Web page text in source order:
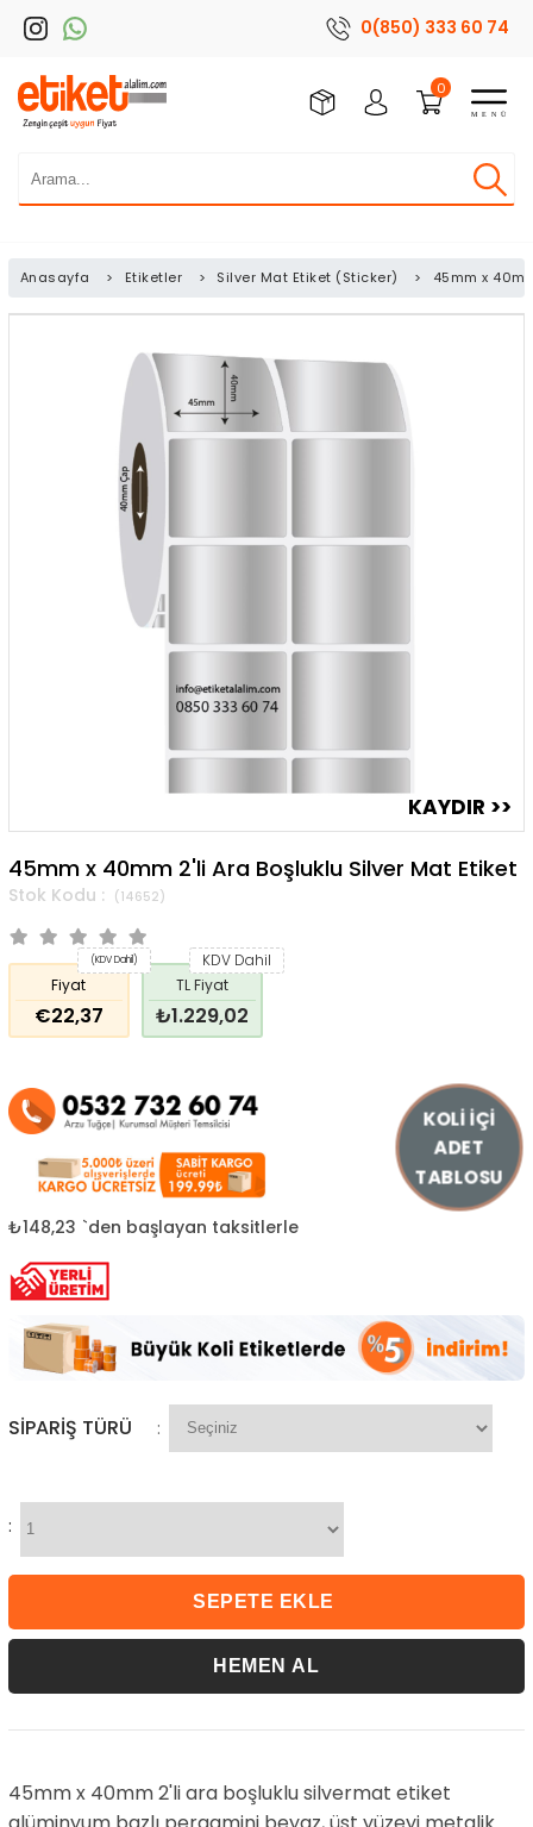
0(850) 333 60 74
0
Anasayfa > Etiketler > Silver Mat Etiket (Sticker) > 45mm x
45mm x 40mm 2'li Ara Boşluklu Silver Mat Etiket
(14652)
Fiyat
€22,37
(KDV Dahil)
TL Fiyat
₺1.229,02
KDV Dahil
₺148,23 `den başlayan taksitlerle
SIPARIŞ TÜRÜ :
:
45mm x 40mm 2'li ara boşluklu silvermat etiket
KOLİ İÇİ
ADET
TABLOSU